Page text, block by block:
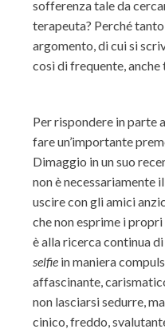
sofferenza tale da
terapeuta? Perché
argomento, di cui si
così di frequente,
Per rispondere in parte
fare un’importante
Dimaggio in un suo
non è necessariamente
uscire con gli amici
che non esprime i
è alla ricerca continua di
selfiein maniera
affascinante,
non lasciarsi sedurre,
cinico, freddo,